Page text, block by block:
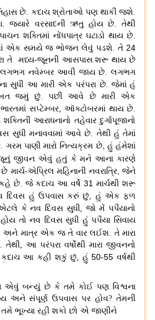
છે. કદાચ શ્રોતાઓ પણ થાકી જશે.
.જ્યારે વરસાદની ઋતુ હોય છે.તેથી
શક્તિમાં નોંધપાત્ર ઘટાડો થાય છે.
એક સમયે જ ભોજન લેવું પડશે. તે 24
તે મધ્ય-જૂનની આસપાસ શરૂ થાય છે
નવેમ્બર આવી જાય છે.લગભગ
સુધી આ મારી એક પરંપરા છે. જેમાં હું
જમું છું.પછી આવે છે મારી એક
સપ્ટેમ્બર, ઑક્ટોબરમાં થાય છે.
આરાધનાનો તહેવાર દુર્ગાપૂજાનો
સુધી મનાવવામાં આવે છે. તેથી હું તેમાં
. ગરમ પાણી મારો નિત્યક્રમ છે, હું હંમેશાં
જીવન એવું હતું કે મને આના કારણે
માર્ચ-એપ્રિલ મહિનાની નવરાત્રિ, જેને
કહે છે. જે કદાચ આ વર્ષે31માર્ચથી શરૂ
હું ઉપવાસ કરું છું, હું એક ફળ
કે નવ દિવસ સુધી, જો મેં પપૈયાનો
તો નવ દિવસ સુધી હું પપૈયા સિવાય
અને માત્ર એક જ તે વાર લઈશ. તે મારા
. તેથી, આ પરંપરા વર્ષોથી મારા જીવનનો
આ કહી શકું છું, હું50-55વર્ષથી
એવું બન્યું છે કે તમે કોઈ પણ વિશ્વના
અને સંપૂર્ણ ઉપવાસ પર હોવ?તેમની
ભૂખ્યા રહી શકો છો એ જાણીને